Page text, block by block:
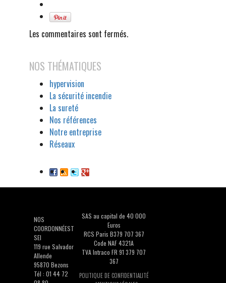
Les commentaires sont fermés.
NOS THÉMATIQUES
hypervision
La sécurité incendie
La sureté
Nos références
Notre entreprise
Réseaux
NOS
COORDONNÉEST
SEI
119 rue Salvador
Allende
95870 Bezons
Tél : 01 44 72
SAS au capital de 40 000
Euros
RCS Paris B379 707 367
Code NAF 4321A
TVA Intraco FR 91 379 707
367
POLITIQUE DE CONFIDENTIALITÉ